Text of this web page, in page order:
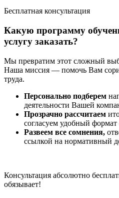
Бесплатная консультация
Какую программу
услугу заказать?
Мы превратим этот сложный
Наша миссия — помочь Вам
труда.
Персонально подберем
деятельности Вашей
Прозрачно рассчитаем
согласуем удобный формат
Развеем все сомнения,
ссылкой на нормативный
Консультация абсолютно
обязывает!